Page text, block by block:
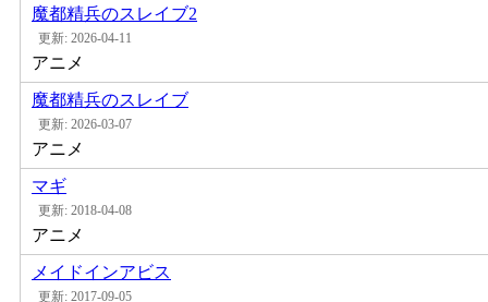
魔都精兵のスレイブ2
更新: 2026-04-11
アニメ
魔都精兵のスレイブ
更新: 2026-03-07
アニメ
マギ
更新: 2018-04-08
アニメ
メイドインアビス
更新: 2017-09-05